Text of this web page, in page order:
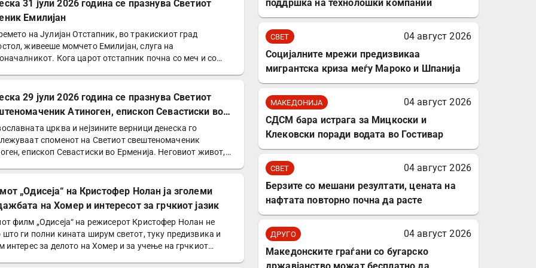
31 јули 2026 година се празнува Светиот
Емилијан
на Јулијан Отстапник, во тракискиот град
живееше момчето Емилијан, слуга на
Кога царот отстапник почна со меч и со
29 јули 2026 година се празнува Светиот
Атиноген, епископ Севастиски во
црква и нејзините верници денеска го
споменот на Светиот свештеномаченик
епископ Севастиски во Ерменија. Неговиот живот,
„Одисеја“ на Кристофер Нолан ја зголеми
на Хомер и интересот за грчкиот јазик
филм „Одисеја“ на режисерот Кристофер Нолан не
што ги полни кината ширум светот, туку предизвика и
интерес за делото на Хомер и за учење на грчкиот…
поддршка на технолошки компании
СВЕТ
04 август 2026
Социјалните мрежи предизвикаа
мигрантска криза меѓу Мароко и Шпанија
МАКЕДОНИЈА
04 август 2026
СДСМ бара истрага за Мицкоски и
Клековски поради водата во Гостивар
СВЕТ
04 август 2026
Берзите со мешани резултати, цената на
нафтата повторно почна да расте
ДРУГО
04 август 2026
Mакедонските граѓани со бугарско